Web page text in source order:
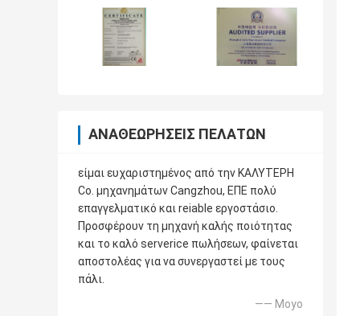
ΑΝΑΘΕΩΡΉΣΕΙΣ ΠΕΛΑΤΏΝ
είμαι ευχαριστημένος από την ΚΑΛΥΤΕΡΗ
Co. μηχανημάτων Cangzhou, ΕΠΕ πολύ
επαγγελματικό και reiable εργοστάσιο.
Προσφέρουν τη μηχανή καλής ποιότητας
και το καλό serverice πωλήσεων, φαίνεται
αποστολέας για να συνεργαστεί με τους
πάλι.
—— Moyo